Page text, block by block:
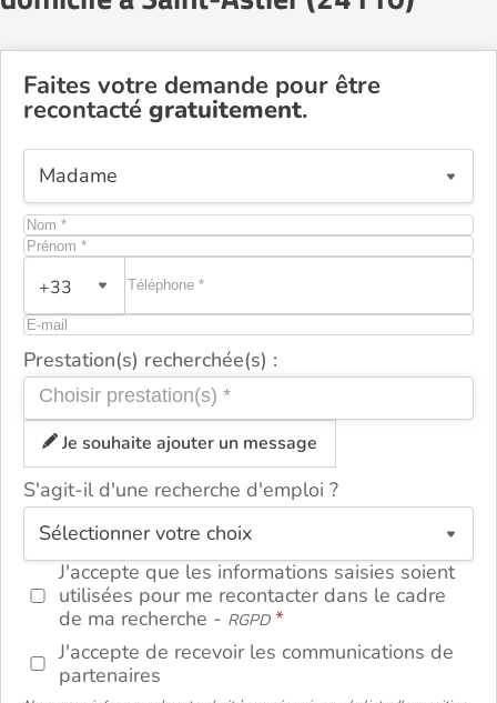
Faites votre demande pour être
recontacté gratuitement.
+33
Prestation(s) recherchée(s) :
Je souhaite ajouter un message
S'agit-il d'une recherche d'emploi ?
J'accepte que les informations saisies soient
utilisées pour me recontacter dans le cadre
de ma recherche - RGPD
J'accepte de recevoir les communications de
partenaires
ou